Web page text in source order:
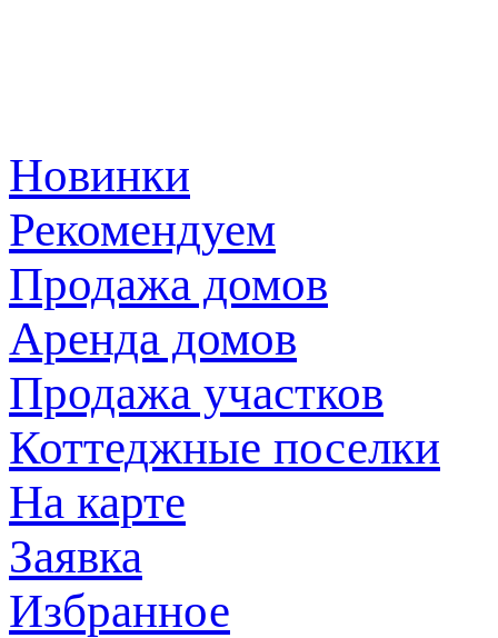
Новинки
Рекомендуем
Продажа домов
Аренда домов
Продажа участков
Коттеджные поселки
На карте
Заявка
Избранное